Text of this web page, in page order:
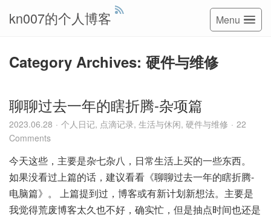
kn007的个人博客 Menu
Category Archives: 硬件与维修
聊聊过去一年的瞎折腾-杂项篇
2023.06.28 个人日记, 点滴记录, 生活与休闲, 硬件与维修
22
Comments
今天这些，主要是杂七杂八，日常生活上买的一些东西。
如果没看过上篇的话，建议看看《聊聊过去一年的瞎折腾-
电脑篇》。 上篇提到过，博客或有新计划新想法。主要是
我觉得荒废博客太久也不好，确实忙，但是抽点时间也还是